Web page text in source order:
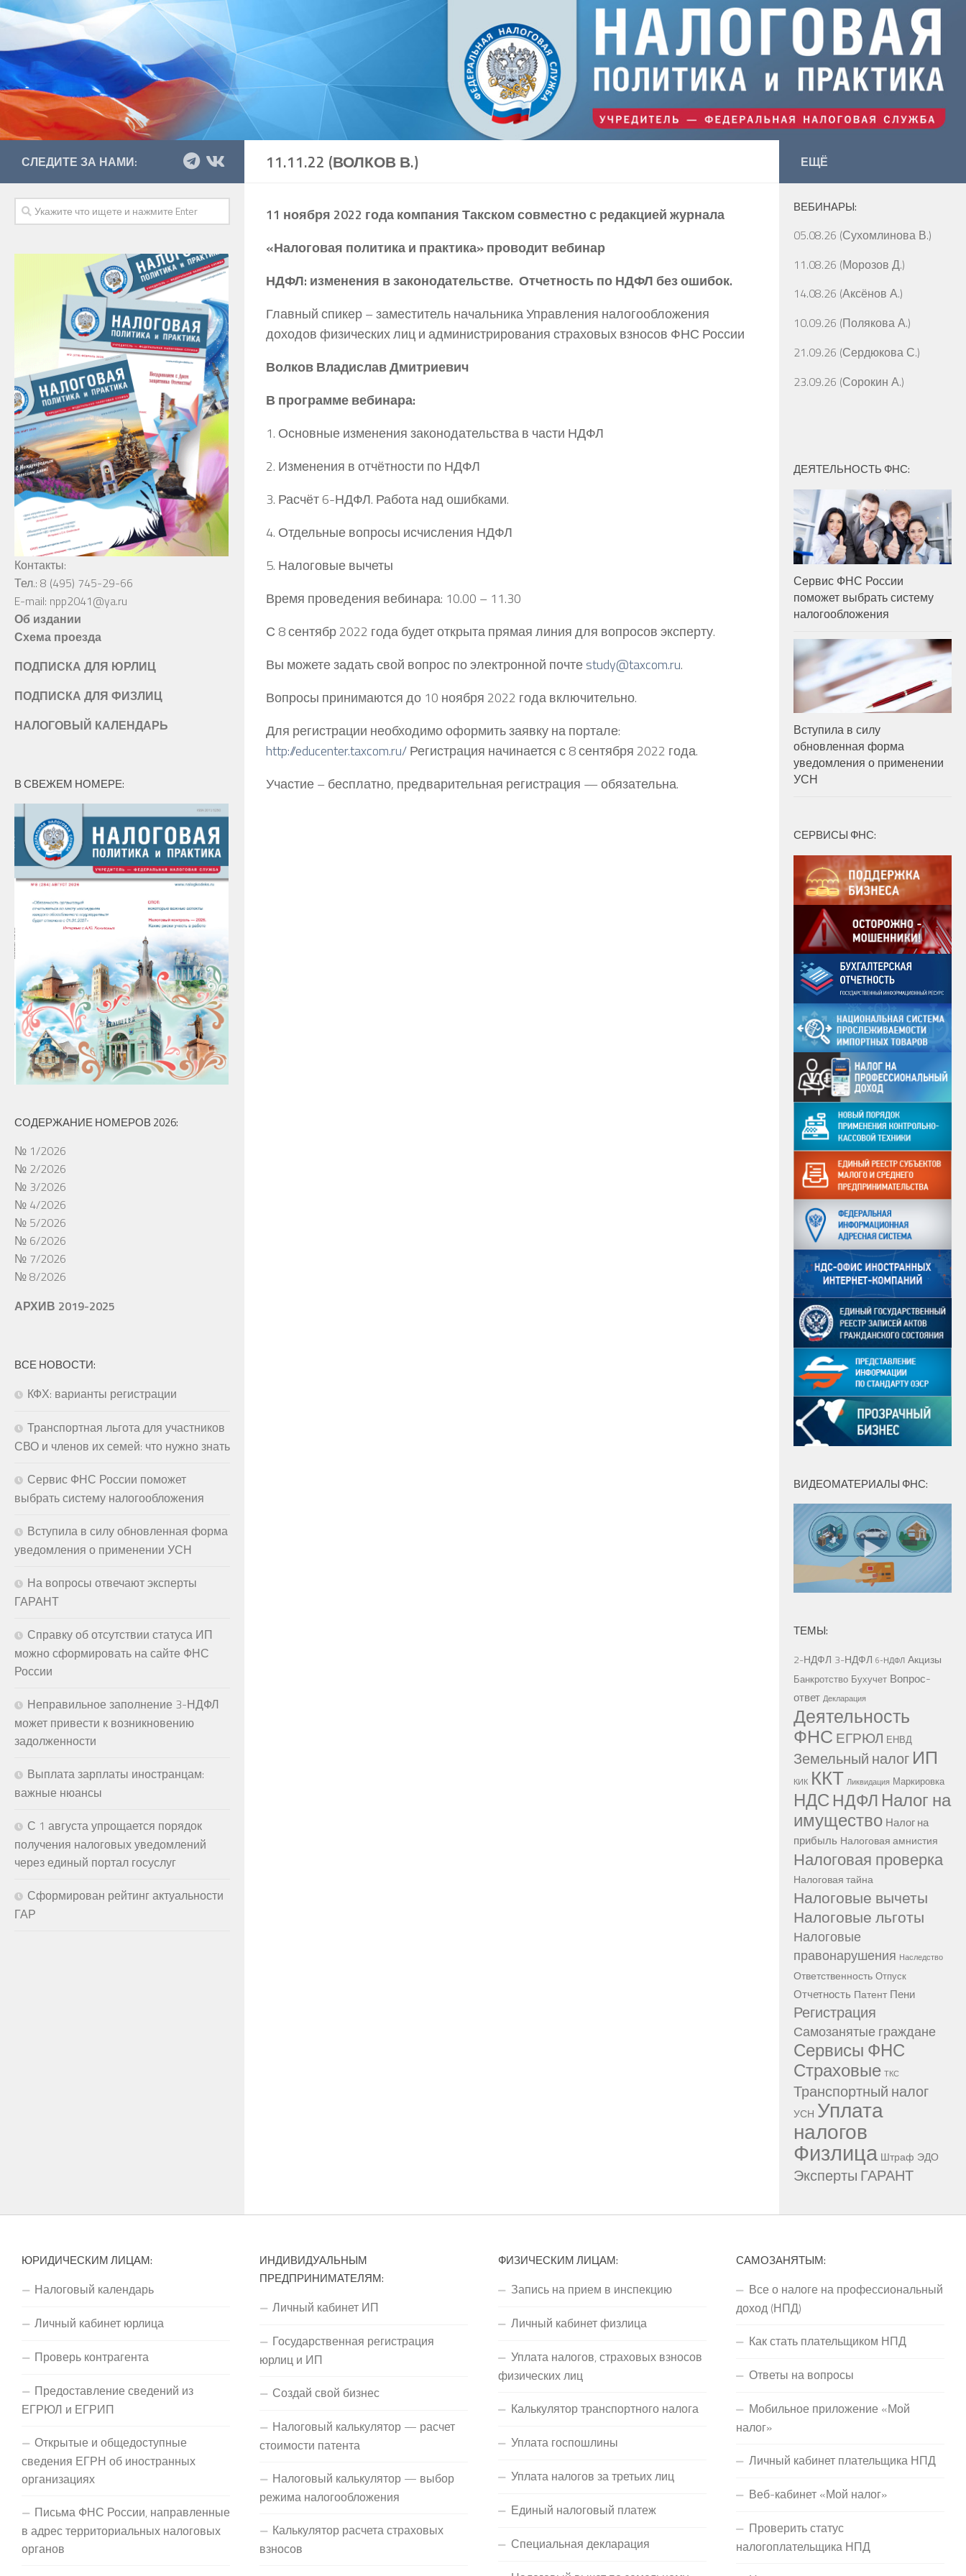
11.11.22 (ВОЛКОВ В.)
11 ноября 2022 годакомпания Такском совместно с редакцией журнала
«Налоговая политика и практика» проводит вебинар
НДФЛ: изменения в законодательстве. Отчетность по НДФЛ без ошибок.
Главный спикер – заместитель начальника Управления налогообложения
доходов физических лиц и администрирования страховых взносов ФНС России
ВолковВладислав Дмитриевич
В программе вебинара:
1. Основные изменения законодательства в части НДФЛ
2. Изменения в отчётности по НДФЛ
3. Расчёт 6-НДФЛ. Работа над ошибками.
4. Отдельные вопросы исчисления НДФЛ
5. Налоговые вычеты
Время проведения вебинара: 10.00 – 11.30
С 8 сентябр 2022 года будет открыта прямая линия для вопросов эксперту.
Вы можете задать свой вопрос по электронной почтеstudy@taxcom.ru.
Вопросы принимаются до 10 ноября 2022 года включительно.
Для регистрации необходимо оформить заявку на портале:
http://educenter.taxcom.ru/Регистрация начинается с 8 сентября 2022 года.
Участие – бесплатно, предварительная регистрация — обязательна.
СЛЕДИТЕ ЗА НАМИ:
Контакты:
Тел.: 8 (495) 745-29-66
E-mail: npp2041@ya.ru
Об издании
Схема проезда
ПОДПИСКА ДЛЯ ЮРЛИЦ
ПОДПИСКА ДЛЯ ФИЗЛИЦ
НАЛОГОВЫЙ КАЛЕНДАРЬ
В СВЕЖЕМ НОМЕРЕ:
СОДЕРЖАНИЕ НОМЕРОВ 2026:
№ 1/2026
№ 2/2026
№ 3/2026
№ 4/2026
№ 5/2026
№ 6/2026
№ 7/2026
№ 8/2026
АРХИВ 2019-2025
ВСЕ НОВОСТИ:
КФХ: варианты регистрации
Транспортная льгота для участников
СВО и членов их семей: что нужно знать
Сервис ФНС России поможет
выбрать систему налогообложения
Вступила в силу обновленная форма
уведомления о применении УСН
На вопросы отвечают эксперты
ГАРАНТ
Справку об отсутствии статуса ИП
можно сформировать на сайте ФНС
России
Неправильное заполнение 3-НДФЛ
может привести к возникновению
задолженности
Выплата зарплаты иностранцам:
важные нюансы
С 1 августа упрощается порядок
получения налоговых уведомлений
через единый портал госуслуг
Сформирован рейтинг актуальности
ГАР
ЕЩЁ
ВЕБИНАРЫ:
05.08.26 (Сухомлинова В.)
11.08.26 (Морозов Д.)
14.08.26 (Аксёнов А.)
10.09.26 (Полякова А.)
21.09.26 (Сердюкова С.)
23.09.26 (Сорокин А.)
ДЕЯТЕЛЬНОСТЬ ФНС:
Сервис ФНС России
поможет выбрать систему
налогообложения
Вступила в силу
обновленная форма
уведомления о применении
УСН
СЕРВИСЫ ФНС:
ВИДЕОМАТЕРИАЛЫ ФНС:
ТЕМЫ:
2-НДФЛ 3-НДФЛ 6-НДФЛ Акцизы
Банкротство Бухучет Вопрос-
ответ Декларация
Деятельность
ФНС ЕГРЮЛ ЕНВД
Земельный налог ИП
КИК ККТ Ликвидация Маркировка
НДС НДФЛ Налог на
имущество Налог на
прибыль Налоговая амнистия
Налоговая проверка
Налоговая тайна
Налоговые вычеты
Налоговые льготы
Налоговые
правонарушения Наследство
Ответственность Отпуск
Отчетность Патент Пени
Регистрация
Самозанятые граждане
Сервисы ФНС
Страховые ТКС
Транспортный налог
УСН Уплата
налогов
Физлица Штраф ЭДО
Эксперты ГАРАНТ
ЮРИДИЧЕСКИМ ЛИЦАМ:
Налоговый календарь
Личный кабинет юрлица
Проверь контрагента
Предоставление сведений из
ЕГРЮЛ и ЕГРИП
Открытые и общедоступные
сведения ЕГРН об иностранных
организациях
Письма ФНС России, направленные
в адрес территориальных налоговых
органов
ИНДИВИДУАЛЬНЫМ
ПРЕДПРИНИМАТЕЛЯМ:
Личный кабинет ИП
Государственная регистрация
юрлиц и ИП
Создай свой бизнес
Налоговый калькулятор — расчет
стоимости патента
Налоговый калькулятор — выбор
режима налогообложения
Калькулятор расчета страховых
взносов
ФИЗИЧЕСКИМ ЛИЦАМ:
Запись на прием в инспекцию
Личный кабинет физлица
Уплата налогов, страховых взносов
физических лиц
Калькулятор транспортного налога
Уплата госпошлины
Уплата налогов за третьих лиц
Единый налоговый платеж
Специальная декларация
САМОЗАНЯТЫМ:
Все о налоге на профессиональный
доход (НПД)
Как стать плательщиком НПД
Ответы на вопросы
Мобильное приложение «Мой
налог»
Личный кабинет плательщика НПД
Веб-кабинет «Мой налог»
Проверить статус
налогоплательщика НПД